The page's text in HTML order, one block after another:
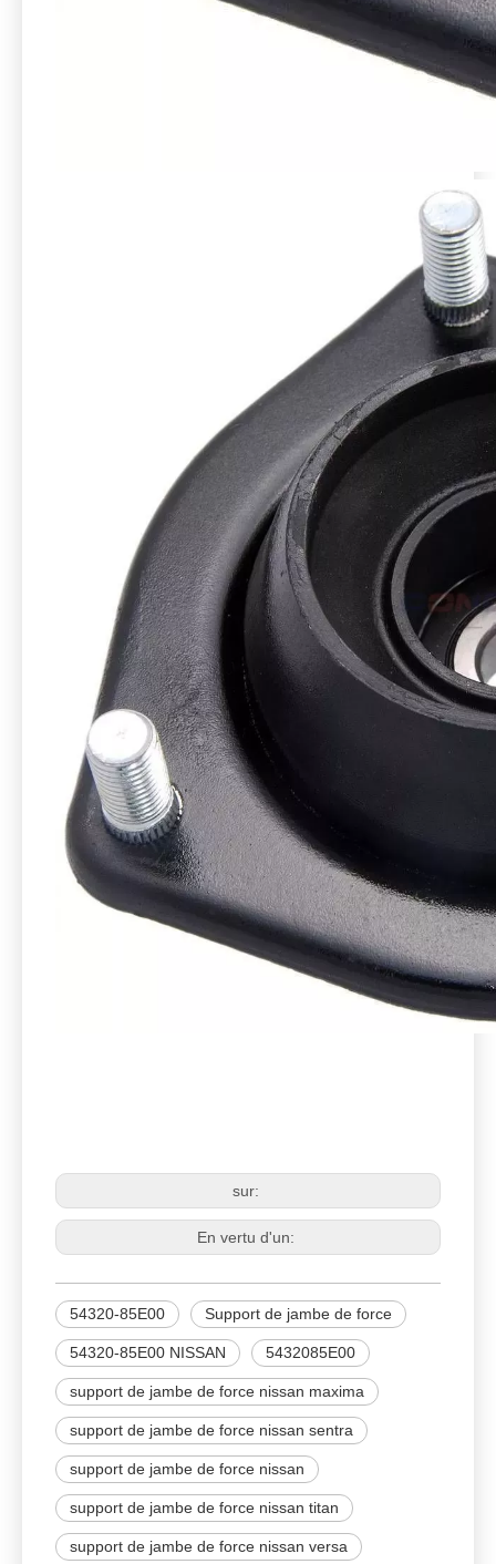
sur:
En vertu d'un:
54320-85E00 Support de jambe de force
54320-85E00 NISSAN 5432085E00
support de jambe de force nissan maxima
support de jambe de force nissan sentra
support de jambe de force nissan
support de jambe de force nissan titan
support de jambe de force nissan versa